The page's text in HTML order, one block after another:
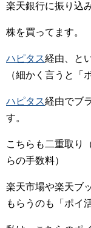
楽天銀行に振り込
株を買ってます。
ハピタス経由、と
（細かく言うと「
ハピタス経由でブ
す。
こちらも二重取り
らの手数料）
楽天市場や楽天ブ
もらうのも「ポイ